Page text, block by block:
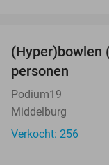
(Hyper)bowlen
personen
Podium19
Middelburg
Verkocht: 256